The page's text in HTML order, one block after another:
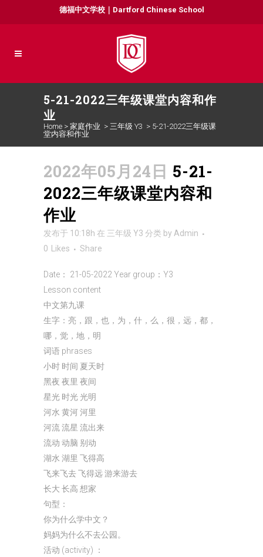
德福中文学校｜Dartford Chinese School
5-21-2022三年级课堂内容和作
业
Home > 家庭作业 > 三年级 Y3 > 5-21-2022三年级课
堂内容和作业
2022年05月24日 5-21-
2022三年级课堂内容和
作业
发布于 10:18h 在 三年级 Y3 分类 by Admin
0
Likes Share
Date： 21-05-2022 Year group：Y3
Lesson content
中文第九课
生字：亮，跟，也，为，什，么，很，远，都，
哪，觉，地，明
词语 phrases
小时 时间 夏天时
黑夜 夜里 夜间
星光 时光 光明
河水 黄河 河里
河流 流星 流出来
流动 动脑 别动
湖水 湖里 飞得高
飞来飞去 飞得远 游来游去
长大 长高 想家
句型：
你为什么学中文？
妈妈为什么不去公园。
活动 (activity) ：